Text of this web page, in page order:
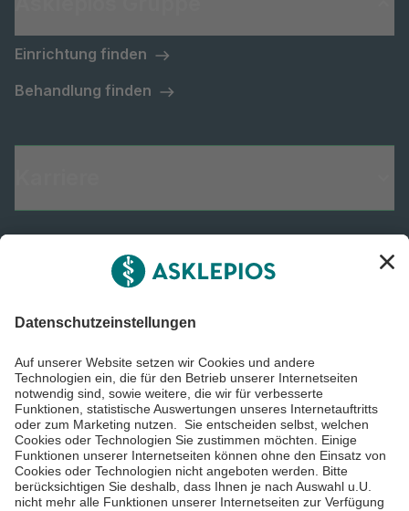
Einrichtung finden
Behandlung finden
Informiert bleiben
Impressum
Datenschutzinformationen